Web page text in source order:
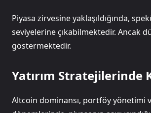
Piyasa zirvesine yaklaşıldığında,
seviyelerine çıkabilmektedir. Ancak
göstermektedir.
Yatırım Stratejilerinde
Altcoin dominansı, portföy yönetimi